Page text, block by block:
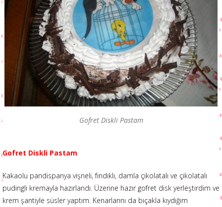
Gofret Diskli Pastam
Gofret Diskli Pastam
Kakaolu pandispanya vişneli, fındıklı, damla çikolatalı ve çikolatalı
pudingli kremayla hazırlandı. Üzerine hazır gofret disk yerleştirdim ve
krem şantiyle süsler yaptım. Kenarlarını da bıçakla kıydığım